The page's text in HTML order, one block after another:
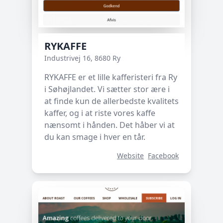
RYKAFFE
Industrivej 16, 8680 Ry
RYKAFFE er et lille kafferisteri fra Ry
i Søhøjlandet. Vi sætter stor ære i
at finde kun de allerbedste kvalitets
kaffer, og i at riste vores kaffe
nænsomt i hånden. Det håber vi at
du kan smage i hver en tår.
Website Facebook